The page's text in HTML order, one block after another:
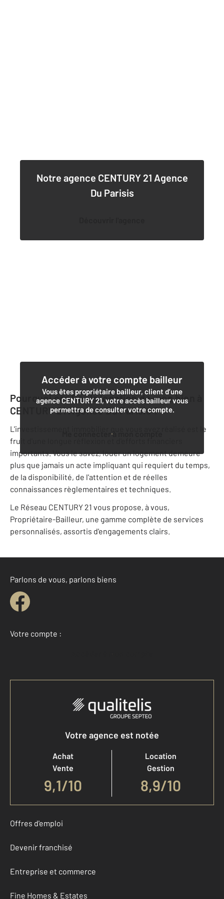
Notre agence CENTURY 21 Agence
Du Parisis
Accéder à votre compte bailleur
Vous êtes propriétaire bailleur, client d’une
agence CENTURY 21, votre accès bailleur vous
permettra de consulter votre compte.
Me connecter à mon compte
Pourquoi confier la location de mon bien à
CENTURY 21 Agence Du Parisis?
L'investissement immobilier que vous avez réalisé est le
fruit d'une longue réflexion et d'efforts financiers
importants. Vous le savez, louer un logement demeure
plus que jamais un acte impliquant qui requiert du temps,
de la disponibilité, de l'attention et de réelles
connaissances règlementaires et techniques.
Le Réseau CENTURY 21 vous propose, à vous,
Propriétaire-Bailleur, une gamme complète de services
personnalisés, assortis d'engagements clairs.
Parlons de vous, parlons biens
Votre compte :
Accéder à mon compte
Votre agence est notée
Achat
Vente
9,1/10
Location
Gestion
8,9/10
Offres d'emploi
Devenir franchisé
Entreprise et commerce
Fine Homes & Estates